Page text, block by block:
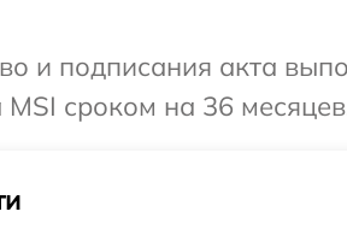
и подписания акта
сроком на 36